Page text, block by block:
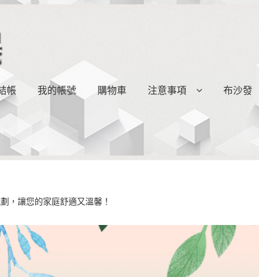
帳 我的帳號 購物車 注意事項 布沙發
，讓您的家庭舒適又溫馨！